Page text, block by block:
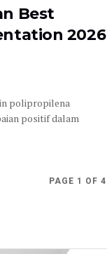
Best
2026
polipropilena
positif dalam
PAGE 1 OF 4